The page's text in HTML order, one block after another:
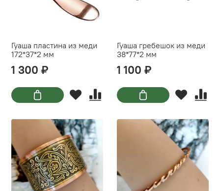
Гуаша пластина из меди
172*37*2 мм
1 300 ₽
Гуаша гребешок из меди
38*77*2 мм
1 100 ₽